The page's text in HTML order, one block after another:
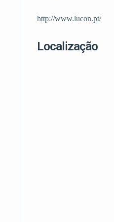
http://www.lucon.pt/
Localização